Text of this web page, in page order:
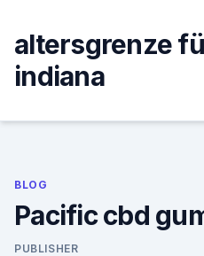
content
altersgrenze
indiana
BLOG
Pacific cbd
PUBLISHER